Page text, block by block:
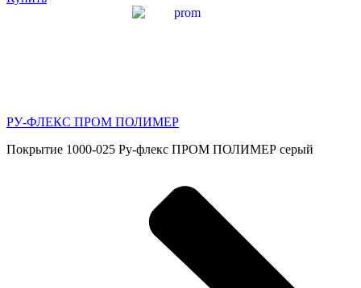
РУ-ФЛЕКС ПРОМ ПОЛИМЕР
Покрытие 1000-025 Ру-флекс ПРОМ ПОЛИМЕР серый